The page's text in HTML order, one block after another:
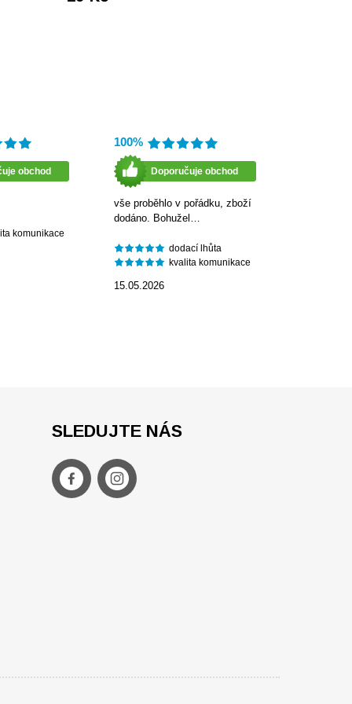
obchod
komunikace
100%
Doporučuje obchod
vše proběhlo v pořádku, zboží
dodáno. Bohužel…
dodací lhůta
kvalita komunikace
15.05.2026
SLEDUJTE NÁS